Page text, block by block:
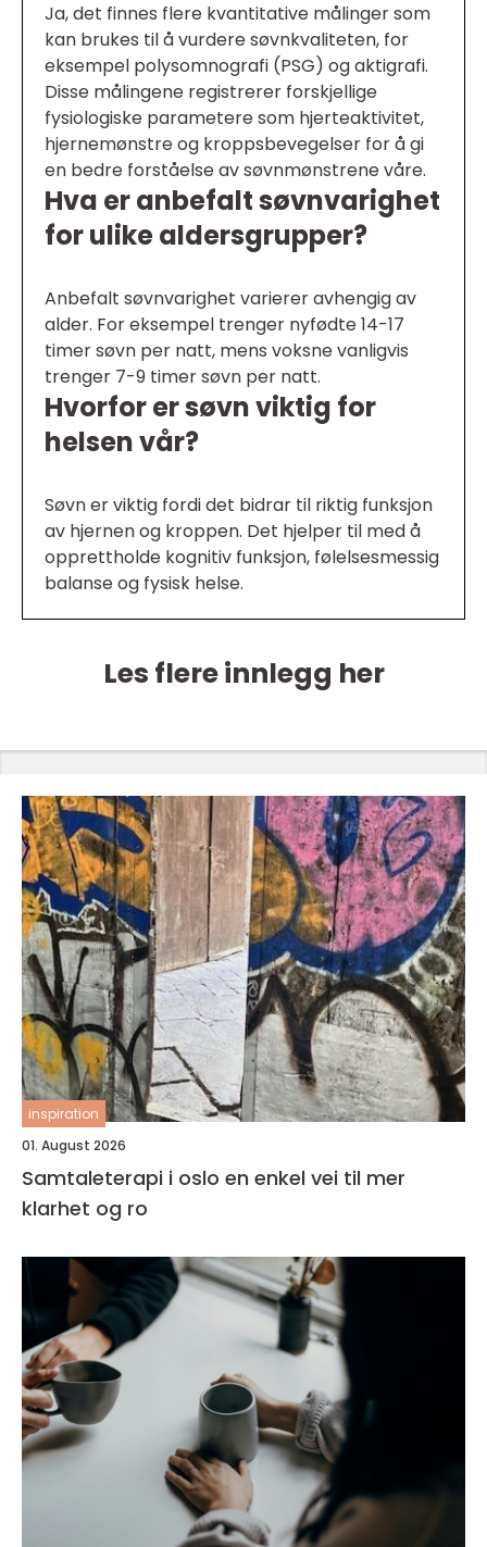
Ja, det finnes flere kvantitative målinger som
kan brukes til å vurdere søvnkvaliteten, for
eksempel polysomnografi (PSG) og aktigrafi.
Disse målingene registrerer forskjellige
fysiologiske parametere som hjerteaktivitet,
hjernemønstre og kroppsbevegelser for å gi
en bedre forståelse av søvnmønstrene våre.
Hva er anbefalt søvnvarighet
for ulike aldersgrupper?
Anbefalt søvnvarighet varierer avhengig av
alder. For eksempel trenger nyfødte 14-17
timer søvn per natt, mens voksne vanligvis
trenger 7-9 timer søvn per natt.
Hvorfor er søvn viktig for
helsen vår?
Søvn er viktig fordi det bidrar til riktig funksjon
av hjernen og kroppen. Det hjelper til med å
opprettholde kognitiv funksjon, følelsesmessig
balanse og fysisk helse.
Les flere innlegg her
inspiration
01. August 2026
Samtaleterapi i oslo en enkel vei til mer
klarhet og ro